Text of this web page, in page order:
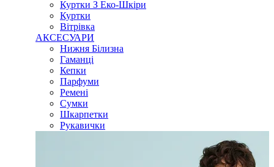
Куртки З Еко-Шкіри
Куртки
Вітрівка
АКСЕСУАРИ
Нижня Білизна
Гаманці
Кепки
Парфуми
Ремені
Сумки
Шкарпетки
Рукавички